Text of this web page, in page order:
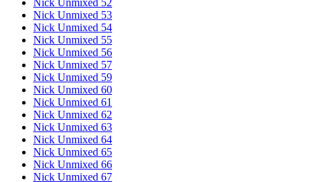
Nick Unmixed 52
Nick Unmixed 53
Nick Unmixed 54
Nick Unmixed 55
Nick Unmixed 56
Nick Unmixed 57
Nick Unmixed 59
Nick Unmixed 60
Nick Unmixed 61
Nick Unmixed 62
Nick Unmixed 63
Nick Unmixed 64
Nick Unmixed 65
Nick Unmixed 66
Nick Unmixed 67